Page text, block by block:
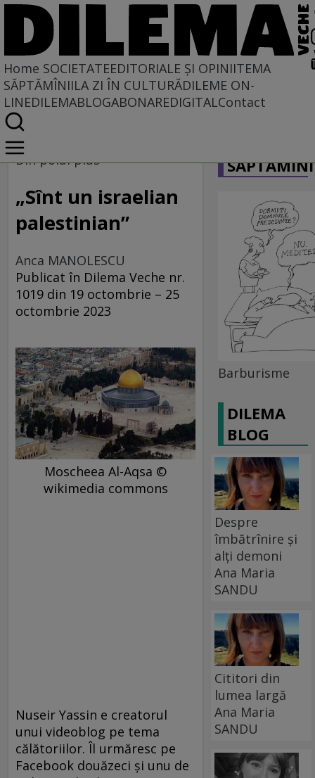
Home SOCIETATEEDITORIALE ȘI OPINIITEMA
SĂPTĂMÎNIILA ZI ÎN CULTURĂDILEME ON-
LINEDILEMABLOGABONAREDIGITALContact
Home
Societate
DIN POLUL PLUS
Din polul plus
„Sînt un israelian
palestinian”
Anca MANOLESCU
Publicat în Dilema Veche nr.
1019 din 19 octombrie – 25
octombrie 2023
Moscheea Al-Aqsa ©
wikimedia commons
Nuseir Yassin e creatorul
unui videoblog pe tema
călătoriilor. Îl urmăresc pe
Facebook douăzeci şi unu de
Barburisme
DILEMA
BLOG
Despre
îmbătrînire și
alți demoni
Ana Maria
SANDU
Cititori din
lumea largă
Ana Maria
SANDU